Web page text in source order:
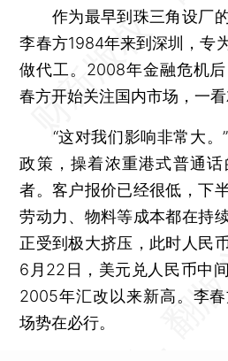
作为最早到珠三角设厂的
李春方1984年来到深圳，专
做代工。2008年金融危机
春方开始关注国内市场，一看
“这对我们影响非常大。”
政策，操着浓重港式普通
者。客户报价已经很低，下
劳动力、物料等成本都在持
正受到极大挤压，此时人民
6月22日，美元兑人民币中
2005年汇改以来新高。李
场势在必行。